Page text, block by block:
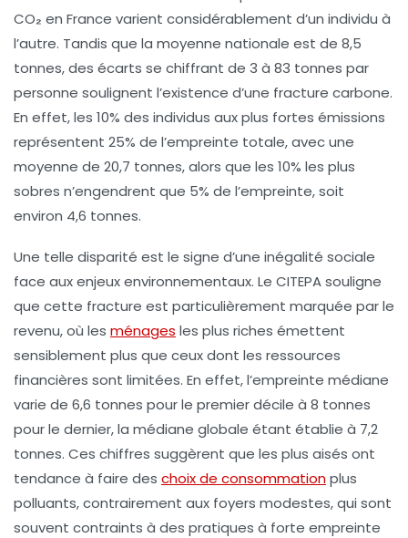
CO₂ en France varient considérablement d’un individu à
l’autre. Tandis que la moyenne nationale est de 8,5
tonnes, des écarts se chiffrant de 3 à 83 tonnes par
personne soulignent l’existence d’une fracture carbone.
En effet, les 10% des individus aux plus fortes émissions
représentent 25% de l’empreinte totale, avec une
moyenne de 20,7 tonnes, alors que les 10% les plus
sobres n’engendrent que 5% de l’empreinte, soit
environ 4,6 tonnes.
Une telle disparité est le signe d’une inégalité sociale
face aux enjeux environnementaux. Le CITEPA souligne
que cette fracture est particulièrement marquée par le
revenu, où les ménages les plus riches émettent
sensiblement plus que ceux dont les ressources
financières sont limitées. En effet, l’empreinte médiane
varie de 6,6 tonnes pour le premier décile à 8 tonnes
pour le dernier, la médiane globale étant établie à 7,2
tonnes. Ces chiffres suggèrent que les plus aisés ont
tendance à faire des choix de consommationplus
polluants, contrairement aux foyers modestes, qui sont
souvent contraints à des pratiques à forte empreinte